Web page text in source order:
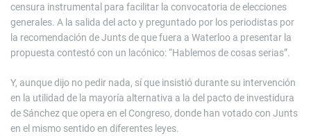
censura instrumental para facilitar la convocatoria de elecciones
generales. A la salida del acto y preguntado por los periodistas por
la recomendación de Junts de que fuera a Waterloo a presentar la
propuesta contestó con un lacónico: “Hablemos de cosas serias”.
Y, aunque dijo no pedir nada, sí que insistió durante su intervención
en la utilidad de la mayoría alternativa a la del pacto de investidura
de Sánchez que opera en el Congreso, donde han votado con Junts
en el mismo sentido en diferentes leyes.